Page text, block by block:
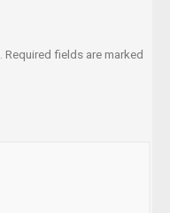
Required fields are marked